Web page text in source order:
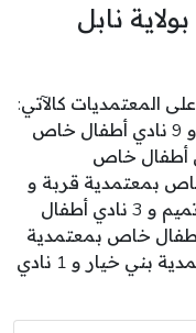
نابل
المعتمديات كالآتي:
15 نادي أطفال خاص بمعتمدية نابل و 9 نادي أطفال خاص
شعبان الفهري و 9 نادي أطفال خاص
نادي أطفال خاص بمعتمدية قربة و
5 نادي أطفال خاص بمعتمدية منزل تميم و 3 نادي أطفال
الحمامات و 2 نادي أطفال خاص بمعتمدية
بوعرقوب و 1 نادي أطفال خاص بمعتمدية بني خيار و 1 نادي